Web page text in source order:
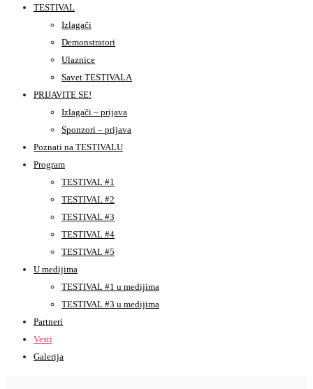
TESTIVAL
Izlagači
Demonstratori
Ulaznice
Savet TESTIVALA
PRIJAVITE SE!
Izlagači – prijava
Sponzori – prijava
Poznati na TESTIVALU
Program
TESTIVAL #1
TESTIVAL #2
TESTIVAL #3
TESTIVAL #4
TESTIVAL #5
U medijima
TESTIVAL #1 u medijima
TESTIVAL #3 u medijima
Partneri
Vesti
Galerija